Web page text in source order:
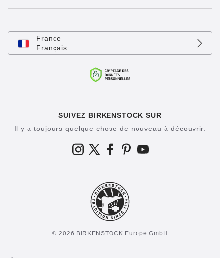
France
Français
SUIVEZ BIRKENSTOCK SUR
Il y a toujours quelque chose de nouveau à découvrir.
© 2026 BIRKENSTOCK Europe GmbH